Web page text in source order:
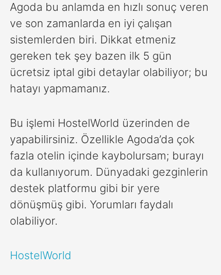
Agoda bu anlamda en hızlı sonuç veren
ve son zamanlarda en iyi çalışan
sistemlerden biri. Dikkat etmeniz
gereken tek şey bazen ilk 5 gün
ücretsiz iptal gibi detaylar olabiliyor; bu
hatayı yapmamanız.
Bu işlemi HostelWorld üzerinden de
yapabilirsiniz. Özellikle Agoda’da çok
fazla otelin içinde kaybolursam; burayı
da kullanıyorum. Dünyadaki gezginlerin
destek platformu gibi bir yere
dönüşmüş gibi. Yorumları faydalı
olabiliyor.
HostelWorld